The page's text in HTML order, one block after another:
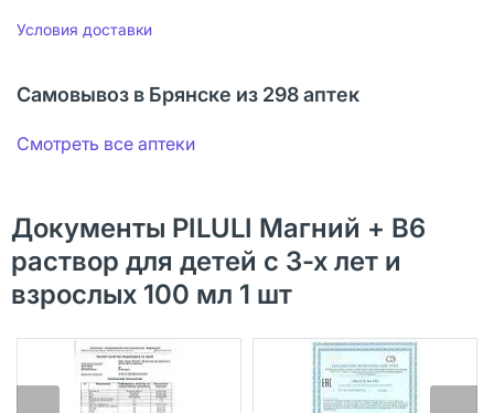
Условия доставки
Самовывоз в Брянске из 298 аптек
Смотреть все аптеки
Документы PILULI Магний + В6
раствор для детей с 3-х лет и
взрослых 100 мл 1 шт